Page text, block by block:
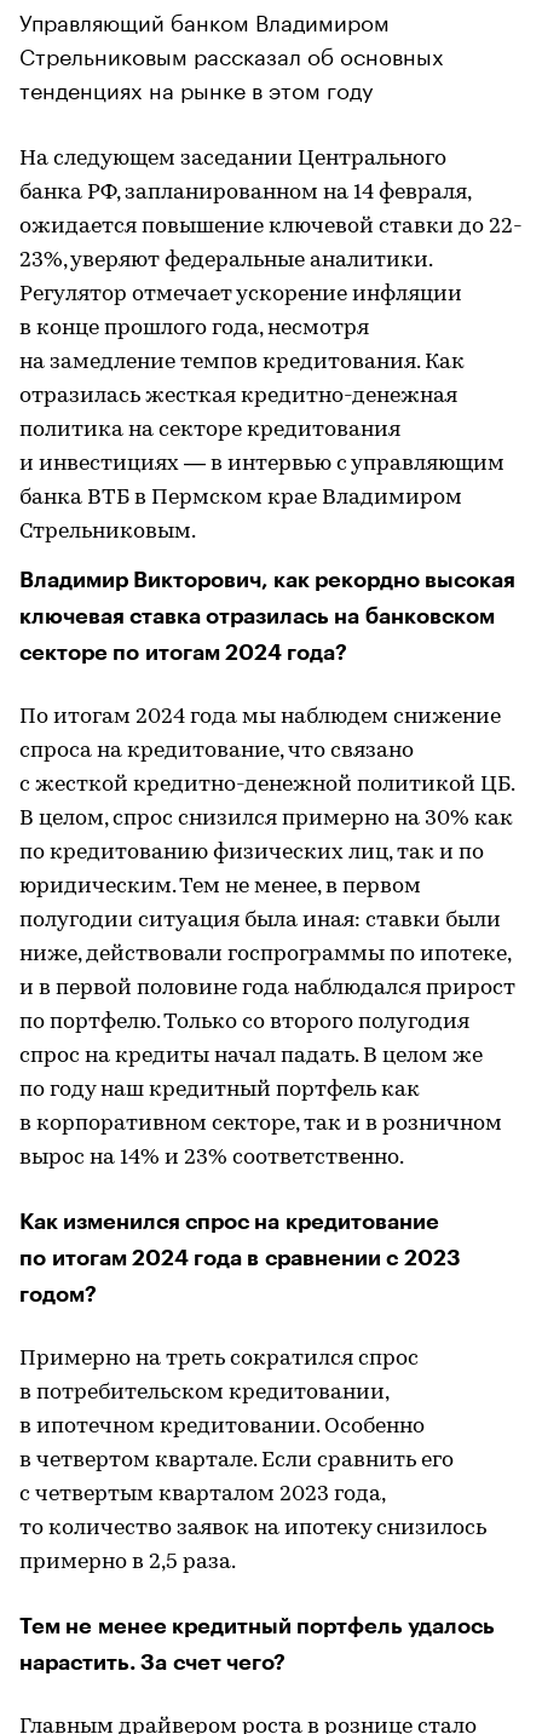
Управляющий банком Владимиром
Стрельниковым рассказал об основных
тенденциях на рынке в этом году
На следующем заседании Центрального
банка РФ, запланированном на 14 февраля,
ожидается повышение ключевой ставки до 22-
23%, уверяют федеральные аналитики.
Регулятор отмечает ускорение инфляции
в конце прошлого года, несмотря
на замедление темпов кредитования. Как
отразилась жесткая кредитно-денежная
политика на секторе кредитования
и инвестициях — в интервью с управляющим
банка ВТБ в Пермском крае Владимиром
Стрельниковым.
Владимир Викторович, как рекордно высокая
ключевая ставка отразилась на банковском
секторе по итогам 2024 года?
По итогам 2024 года мы наблюдем снижение
спроса на кредитование, что связано
с жесткой кредитно-денежной политикой ЦБ.
В целом, спрос снизился примерно на 30% как
по кредитованию физических лиц, так и по
юридическим. Тем не менее, в первом
полугодии ситуация была иная: ставки были
ниже, действовали госпрограммы по ипотеке,
и в первой половине года наблюдался прирост
по портфелю. Только со второго полугодия
спрос на кредиты начал падать. В целом же
по году наш кредитный портфель как
в корпоративном секторе, так и в розничном
вырос на 14% и 23% соответственно.
Как изменился спрос на кредитование
по итогам 2024 года в сравнении с 2023
годом?
Примерно на треть сократился спрос
в потребительском кредитовании,
в ипотечном кредитовании. Особенно
в четвертом квартале. Если сравнить его
с четвертым кварталом 2023 года,
то количество заявок на ипотеку снизилось
примерно в 2,5 раза.
Тем не менее кредитный портфель удалось
нарастить. За счет чего?
Главным драйвером роста в рознице стало